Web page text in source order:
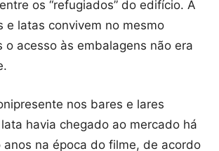
os “refugiados” do edifício. À
e latas convivem no mesmo
o acesso às embalagens não era
nos bares e lares
havia chegado ao mercado há
anos na época do filme, de acordo